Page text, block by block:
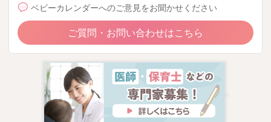
ベビーカレンダーへのご意見をお聞かせください
ご質問・お問い合わせはこちら